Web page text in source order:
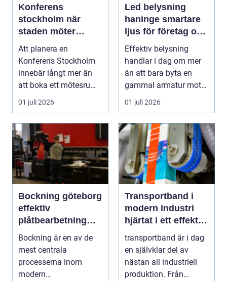
Konferens
stockholm när
staden möter
skärgård och
landsbygd
Att planera en
Konferens Stockholm
innebär långt mer än
att boka ett mötesrum
och ordna fika. Företa...
01 juli 2026
Led belysning
haninge smartare
ljus för företag och
fastigheter
Effektiv belysning
handlar i dag om mer
än att bara byta en
gammal armatur mot
en ny. Företag, bosta...
01 juli 2026
Bockning göteborg
effektiv
plåtbearbetning
med precision
Bockning är en av de
mest centrala
processerna inom
modern
Transportband i
modern industri
hjärtat i ett effektivt
flöde
transportband är i dag
en självklar del av
nästan all industriell
produktion. Från